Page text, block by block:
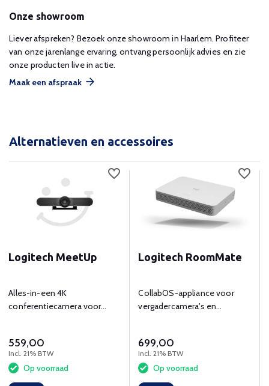
Onze showroom
Liever afspreken? Bezoek onze showroom in Haarlem. Profiteer
van onze jarenlange ervaring, ontvang persoonlijk advies en zie
onze producten live in actie.
Maak een afspraak
Alternatieven en accessoires
Logitech MeetUp
Alles-in-een 4K
conferentiecamera voor
559,00
Incl. 21% BTW
Op voorraad
Logitech RoomMate
CollabOS-appliance voor
vergadercamera's en
699,00
Incl. 21% BTW
Op voorraad